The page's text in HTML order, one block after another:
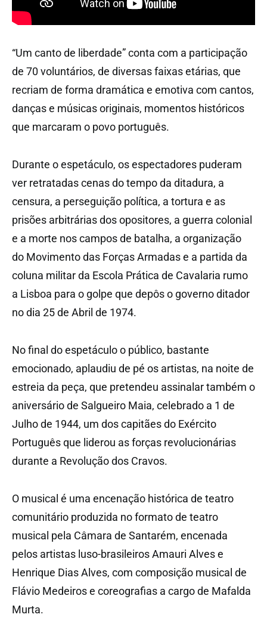
“Um canto de liberdade” conta com a participação
de 70 voluntários, de diversas faixas etárias, que
recriam de forma dramática e emotiva com cantos,
danças e músicas originais, momentos históricos
que marcaram o povo português.
Durante o espetáculo, os espectadores puderam
ver retratadas cenas do tempo da ditadura, a
censura, a perseguição política, a tortura e as
prisões arbitrárias dos opositores, a guerra colonial
e a morte nos campos de batalha, a organização
do Movimento das Forças Armadas e a partida da
coluna militar da Escola Prática de Cavalaria rumo
a Lisboa para o golpe que depôs o governo ditador
no dia 25 de Abril de 1974.
No final do espetáculo o público, bastante
emocionado, aplaudiu de pé os artistas, na noite de
estreia da peça, que pretendeu assinalar também o
aniversário de Salgueiro Maia, celebrado a 1 de
Julho de 1944, um dos capitães do Exército
Português que liderou as forças revolucionárias
durante a Revolução dos Cravos.
O musical é uma encenação histórica de teatro
comunitário produzida no formato de teatro
musical pela Câmara de Santarém, encenada
pelos artistas luso-brasileiros Amauri Alves e
Henrique Dias Alves, com composição musical de
Flávio Medeiros e coreografias a cargo de Mafalda
Murta.